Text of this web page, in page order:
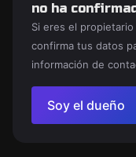
no ha
Si eres el
confirma tus datos
información de
Soy el dueño